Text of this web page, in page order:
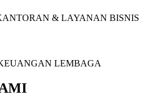
& LAYANAN BISNIS
LEMBAGA